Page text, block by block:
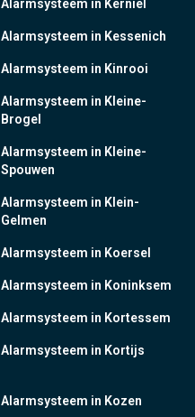
Alarmsysteem in Kerniel
Alarmsysteem in Kessenich
Alarmsysteem in Kinrooi
Alarmsysteem in Kleine-
Brogel
Alarmsysteem in Kleine-
Spouwen
Alarmsysteem in Klein-
Gelmen
Alarmsysteem in Koersel
Alarmsysteem in Koninksem
Alarmsysteem in Kortessem
Alarmsysteem in Kortijs
Alarmsysteem in Kozen